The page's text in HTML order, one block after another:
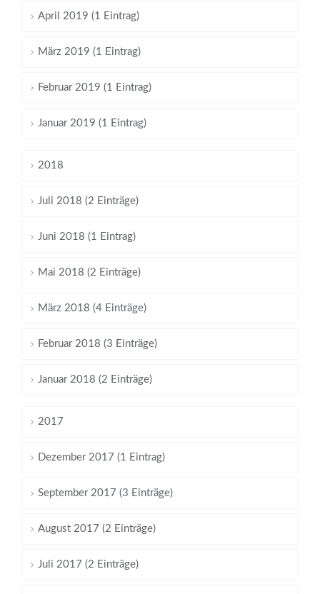
April 2019 (1 Eintrag)
März 2019 (1 Eintrag)
Februar 2019 (1 Eintrag)
Januar 2019 (1 Eintrag)
2018
Juli 2018 (2 Einträge)
Juni 2018 (1 Eintrag)
Mai 2018 (2 Einträge)
März 2018 (4 Einträge)
Februar 2018 (3 Einträge)
Januar 2018 (2 Einträge)
2017
Dezember 2017 (1 Eintrag)
September 2017 (3 Einträge)
August 2017 (2 Einträge)
Juli 2017 (2 Einträge)